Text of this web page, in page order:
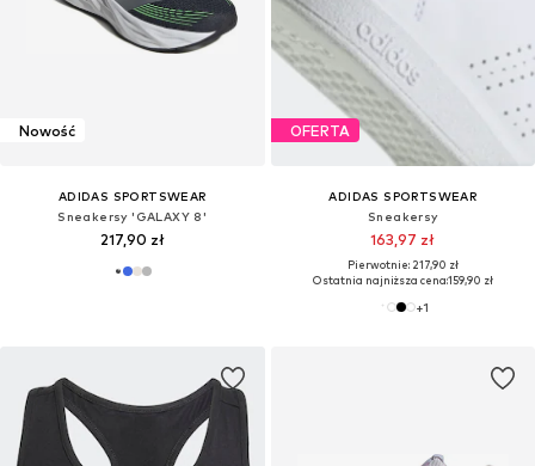
Nowość
ADIDAS SPORTSWEAR
Sneakersy 'GALAXY 8'
217,90 zł
OFERTA
ADIDAS SPORTSWEAR
Sneakersy
163,97 zł
Pierwotnie: 217,90 zł
Ostatnia najniższa cena:159,90 zł
+1